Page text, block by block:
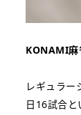
KONAMI
レギュラー
日16試合